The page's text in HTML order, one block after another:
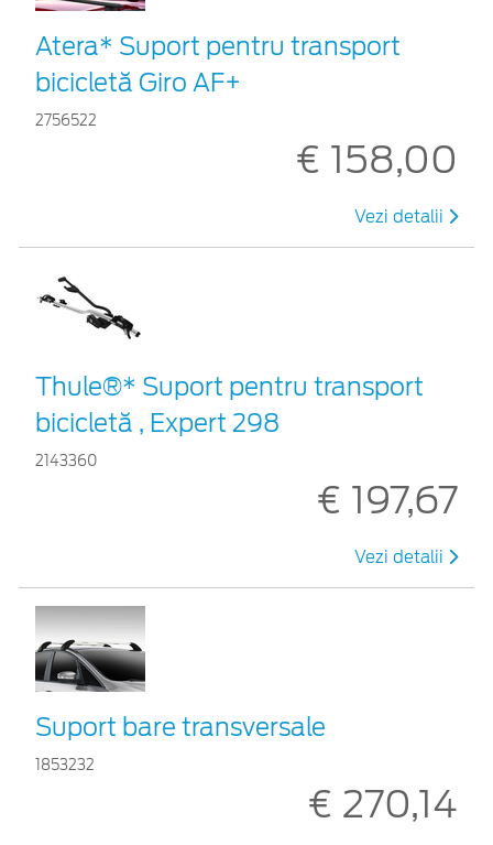
Atera* Suport pentru transport
bicicletă Giro AF+
2756522
€ 158,00
Vezi detalii
Thule®* Suport pentru transport
bicicletă , Expert 298
2143360
€ 197,67
Vezi detalii
Suport bare transversale
1853232
€ 270,14